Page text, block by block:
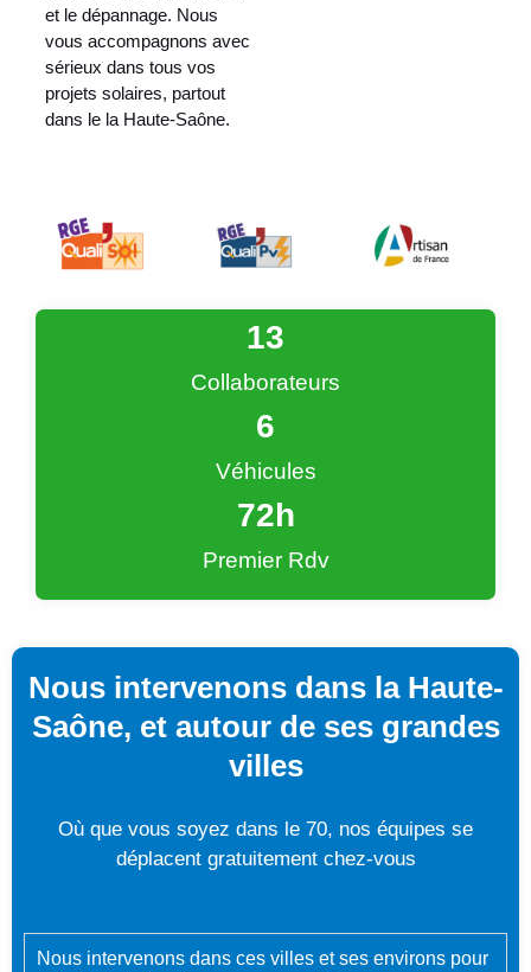
et le dépannage. Nous
vous accompagnons avec
sérieux dans tous vos
projets solaires, partout
dans le la Haute-Saône.
Collaborateurs
13
Véhicules
6
Premier Rdv
72h
Nous intervenons dans la Haute-
Saône, et autour de ses grandes
villes
Où que vous soyez dans le 70, nos équipes se
déplacent gratuitement chez-vous
Nous intervenons dans ces villes et ses environs pour